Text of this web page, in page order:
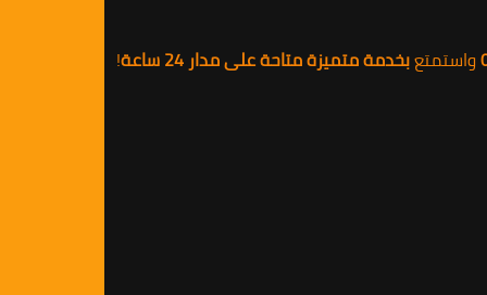
واستمتعبخدمة متميزة متاحة على مدار 24 ساعة
!